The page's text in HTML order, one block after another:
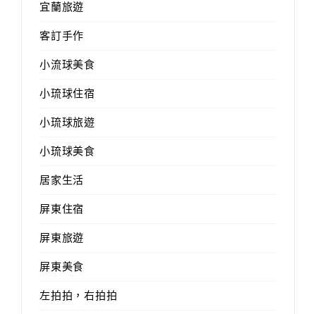
宜蘭旅遊
客訂手作
小流球美食
小琉球住宿
小琉球旅遊
小琉球美食
居家生活
屏東住宿
屏東旅遊
屏東美食
左拍拍，右拍拍